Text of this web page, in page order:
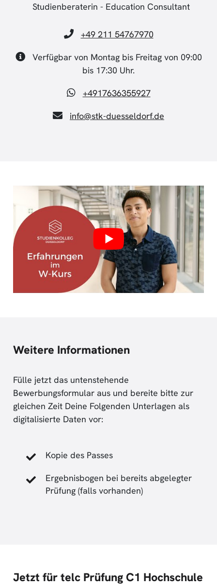
Studienberaterin - Education Consultant
+49 211 54767970
Verfügbar von Montag bis Freitag von 09:00
bis 17:30 Uhr.
+4917636355927
info@stk-duesseldorf.de
Weitere Informationen
Fülle jetzt das untenstehende
Bewerbungsformular aus und bereite bitte zur
gleichen Zeit Deine Folgenden Unterlagen als
digitalisierte Daten vor:
Kopie des Passes
Ergebnisbogen bei bereits abgelegter
Prüfung (falls vorhanden)
Jetzt für telc Prüfung C1 Hochschule